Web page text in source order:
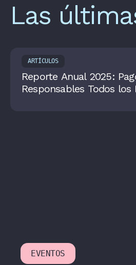
Las
ARTÍCULOS
Reporte Anual 2025:
Responsables Todos los
EVENTOS